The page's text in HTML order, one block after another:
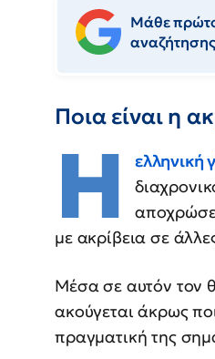
Μάθε
Ποια είναι η
Η ελληνική
με ακρίβεια σε
Μέσα σε αυτόν τον
ακούγεται άκρως
πραγματική της